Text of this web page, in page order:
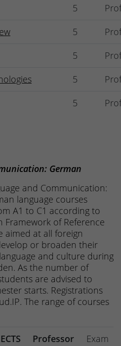
5
5
5
5
5
German
and Communication:
language courses
A1 to C1 according to
of Reference
aimed at all foreign
or broaden their
and culture during
As the number of
are advised to
starts. Registrations
The range of courses
ECTS Professor Exam